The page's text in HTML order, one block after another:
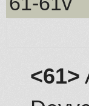
<61>